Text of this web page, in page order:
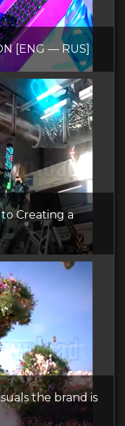
[ENG — RUS]
Creating a
the brand is